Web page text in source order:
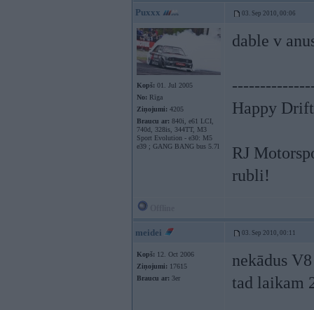
Puxxx 03. Sep 2010, 00:06
Kopš: 01. Jul 2005
No: Rīga
Ziņojumi: 4205
Braucu ar: 840i, e61 LCI,
740d, 328is, 344TT, M3
Sport Evolution - e30: M5
e39 ; GANG BANG bus 5.7l
dable v
Happy
RJ
rubli!
meidei 03. Sep 2010, 00:11
Kopš: 12. Oct 2006
Ziņojumi: 17615
Braucu ar: 3er
nekādus
tad laikam